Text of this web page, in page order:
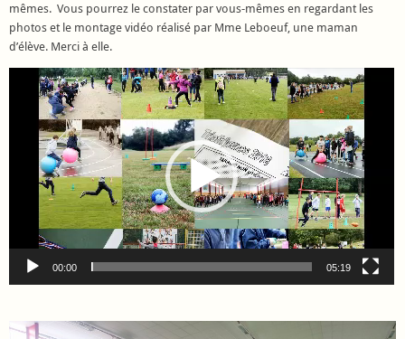
mêmes. Vous pourrez le constater par vous-mêmes en regardant les
photos et le montage vidéo réalisé par Mme Leboeuf, une maman
d’élève. Merci à elle.
Lecteur
00:00 05:19